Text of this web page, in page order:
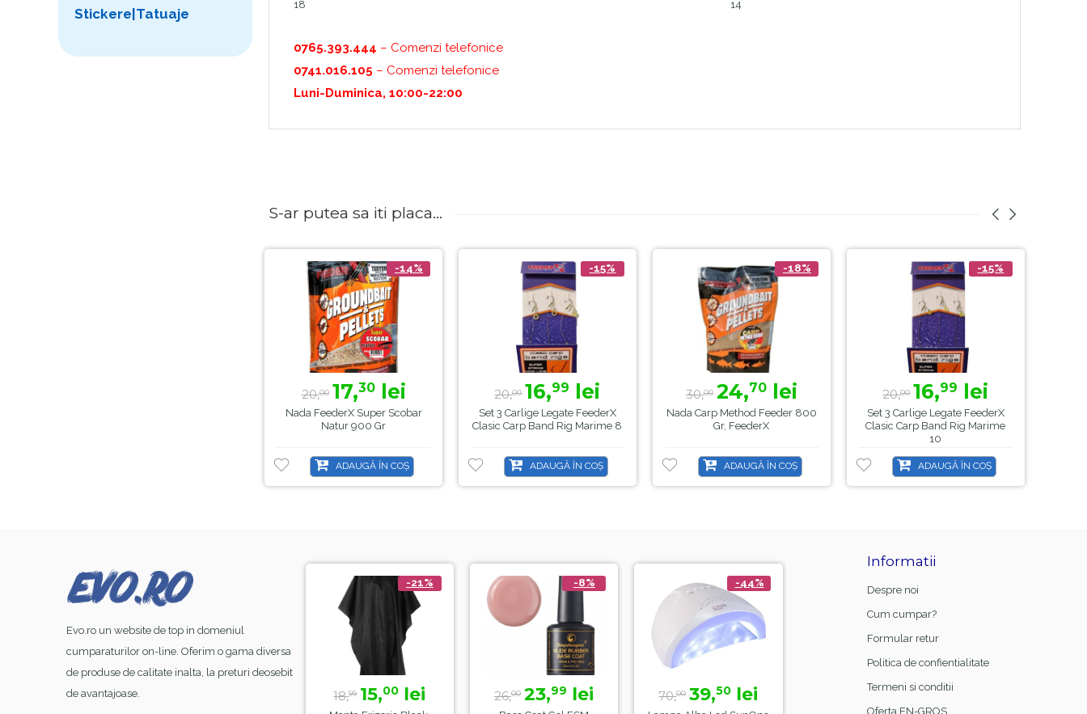
18 14
0765.393.444 – Comenzi telefonice
0741.016.105 – Comenzi telefonice
Luni-Duminica, 10:00-22:00
S-ar putea sa iti placa...
-14%
20,00 17,30lei
Nada FeederX Super Scobar
Natur 900 Gr
ADAUGĂ ÎN COȘ
-15%
20,00 16,99 lei
Set 3 Carlige Legate FeederX
Clasic Carp Band Rig Marime 8
ADAUGĂ ÎN COȘ
-18%
30,00 24,70lei
Nada Carp Method Feeder 800
Gr, FeederX
ADAUGĂ ÎN COȘ
-15%
20,00 16,99 lei
Set 3 Carlige Legate FeederX
Clasic Carp Band Rig Marime
10
ADAUGĂ ÎN COȘ
Stickere|Tatuaje
Evo.ro un website de top in domeniul
cumparaturilor on-line. Oferim o gama diversa
de produse de calitate inalta, la preturi deosebit
de avantajoase.
-8%
99lei
-21%
18,99 15,00 lei
-8%
26,00 23,99 lei
-44%
70,00 39,50 lei
-21%
15,00lei
Informatii
Despre noi
Cum cumpar?
Formular retur
Politica de confientialitate
Termeni si conditii
Oferta EN-GROS